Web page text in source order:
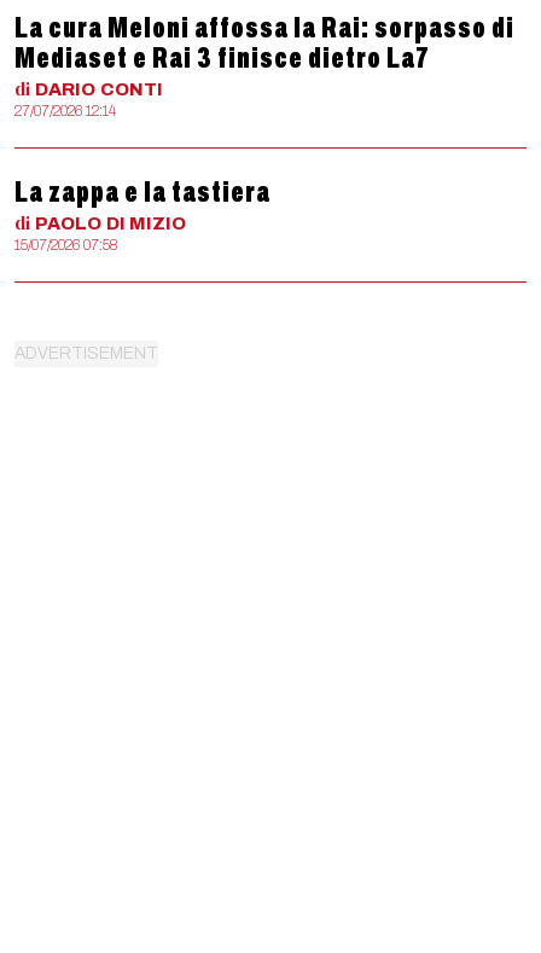
La cura Meloni affossa la Rai: sorpasso di
Mediaset e Rai 3 finisce dietro La7
di DARIO CONTI
27/07/2026 12:14
La zappa e la tastiera
di PAOLO DI MIZIO
15/07/2026 07:58